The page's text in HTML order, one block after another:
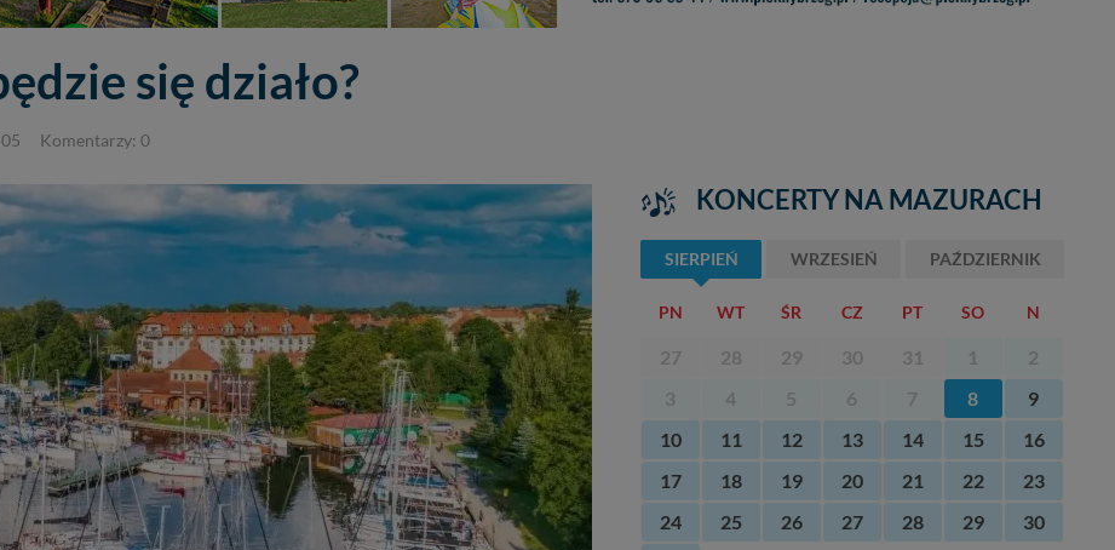
się działo?
Komentarzy: 0
KONCERTY NA MAZURACH
SIERPIEŃ WRZESIEŃ PAŹDZIERNIK
PN WT ŚR CZ PT SO N
27 28 29 30 31 1
2
3
4 5 6 7 8
9
10
11 12 13 14 15
16
17
18 19 20 21 22
23
24
25 26 27 28 29
30